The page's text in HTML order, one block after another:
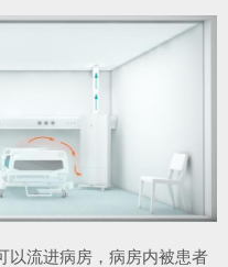
以流进病房，病房内被患者